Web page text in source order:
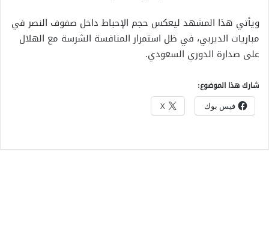
ويأتي هذا المشهد ليعكس حجم الإحباط داخل صفوف النصر في
مباريات الديربي، في ظل استمرار المنافسة الشرسة مع الهلال
على صدارة الدوري السعودي.
شارك هذا الموضوع:
فيس بوك X